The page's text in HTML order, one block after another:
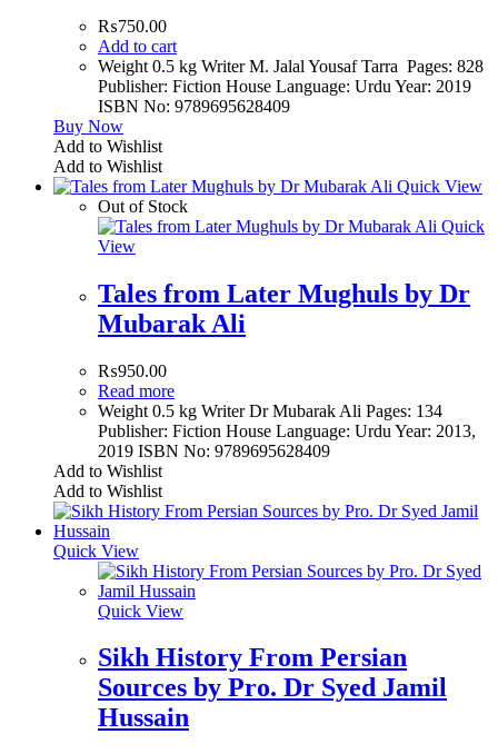
₨750.00
Add to cart
Weight 0.5 kg Writer M. Jalal Yousaf Tarra Pages: 828
Publisher: Fiction House Language: Urdu Year: 2019
ISBN No: 9789695628409
Buy Now
Add to Wishlist
Add to Wishlist
Quick View
Out of Stock
Quick
View
Tales from Later Mughuls by Dr
Mubarak Ali
₨950.00
Read more
Weight 0.5 kg Writer Dr Mubarak Ali Pages: 134
Publisher: Fiction House Language: Urdu Year: 2013,
2019 ISBN No: 9789695628409
Add to Wishlist
Add to Wishlist
Quick View
Quick View
Sikh History From Persian
Sources by Pro. Dr Syed Jamil
Hussain